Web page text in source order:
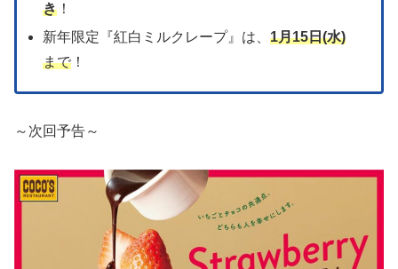
き ！
新年限定『紅白ミルクレープ』は、1月15日(水)
まで ！
～次回予告～